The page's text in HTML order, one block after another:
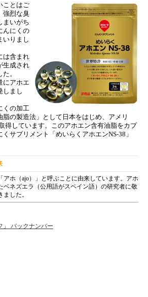
ことはご
強烈な臭
まいがち
んにくの
いりまし
は含まれ
生成され
。
にアホエ
しまし
くの加工
の製造法」として日本をはじめ、アメリ
得しています。このアホエン含有油脂をカプ
くサプリメント「めいらくアホエンNS-38 」
アホ（ajo）」と呼ぶことに由来しています。アホ
ベネズエラ（公用語がスペイン語）の研究者に敬
した。
バックナンバー